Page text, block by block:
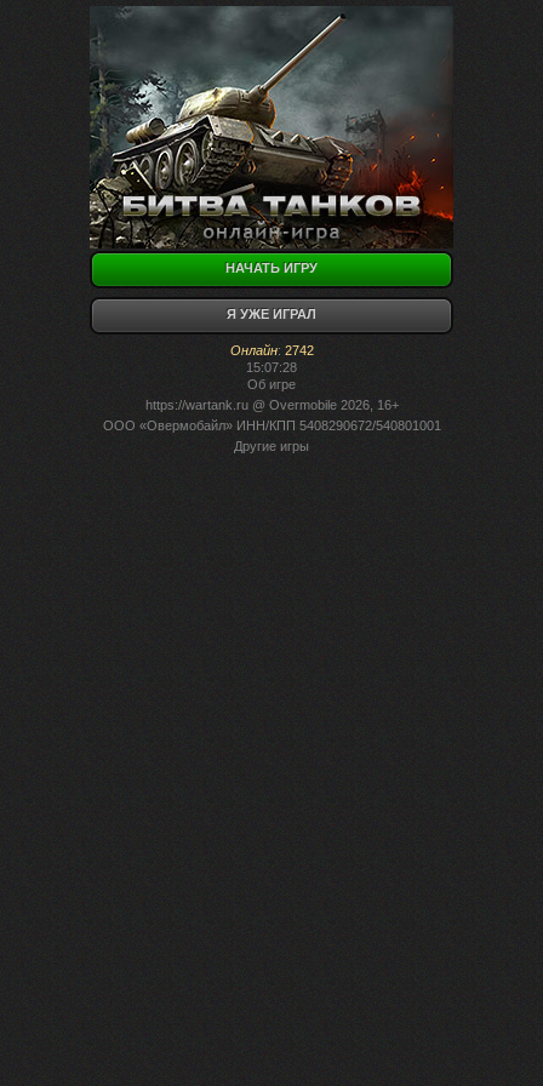
НАЧАТЬ ИГРУ
Я УЖЕ ИГРАЛ
Онлайн: 2742
15:07:28
Об игре
https://wartank.ru@ Overmobile 2026, 16+
ООО «Овермобайл» ИНН/КПП 5408290672/540801001
Другие игры